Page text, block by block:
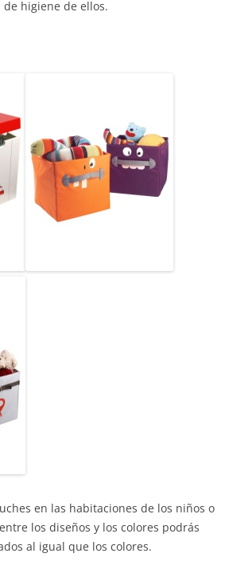
higiene de ellos.
en las habitaciones de los niños o
los diseños y los colores podrás
al igual que los colores.